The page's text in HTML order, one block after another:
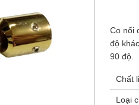
Co nối
độ
90 độ.
Chất
Loại